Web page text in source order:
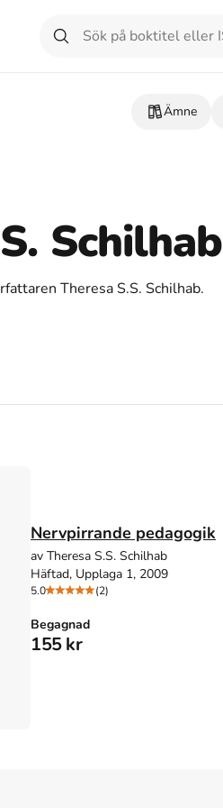
Ämne
Schilhab
Theresa S.S. Schilhab.
Nervpirrande pedagogik
av Theresa S.S. Schilhab
Häftad, Upplaga 1, 2009
5.0 (2)
Begagnad
155 kr